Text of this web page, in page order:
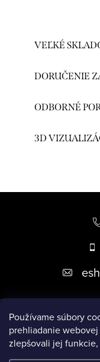
Používame súbory
prehliadanie
zlepšovali jej
VEĽKÉ
DORUČENIE
ODBORNÉ
3D
i
Informácie
Prijímame online